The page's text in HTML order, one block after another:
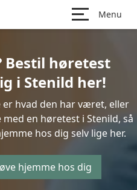
Menu
Bestil høretest
i Stenild her!
hvad den har været, eller
en høretest i Stenild, så
hos dig selv lige her.
hjemme hos dig